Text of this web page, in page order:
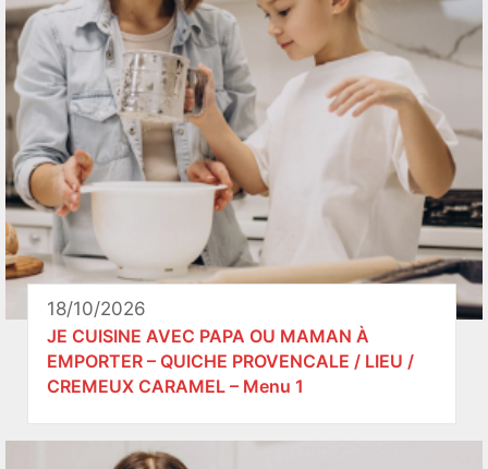
18/10/2026
JE CUISINE AVEC PAPA OU MAMAN À
EMPORTER – QUICHE PROVENCALE / LIEU /
CREMEUX CARAMEL – Menu 1